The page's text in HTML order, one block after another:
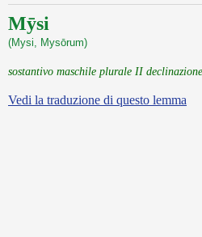
Mȳsi
(Mysi, Mysōrum)
sostantivo maschile plurale II declinazione
Vedi la traduzione di questo lemma